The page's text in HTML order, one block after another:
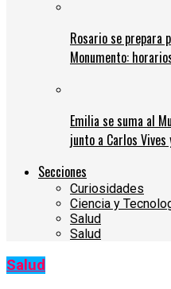
Rosario se prepara
Monumento:
Emilia se suma al
junto a Carlos
Secciones
Curiosidades
Ciencia y
Salud
Salud
Salud